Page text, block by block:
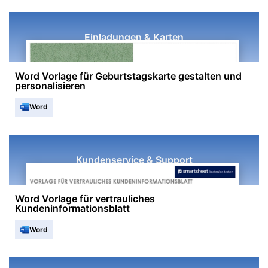
Einladungen & Karten
Word Vorlage für Geburtstagskarte gestalten und
personalisieren
Word
Kundenservice & Support
Word Vorlage für vertrauliches
Kundeninformationsblatt
Word